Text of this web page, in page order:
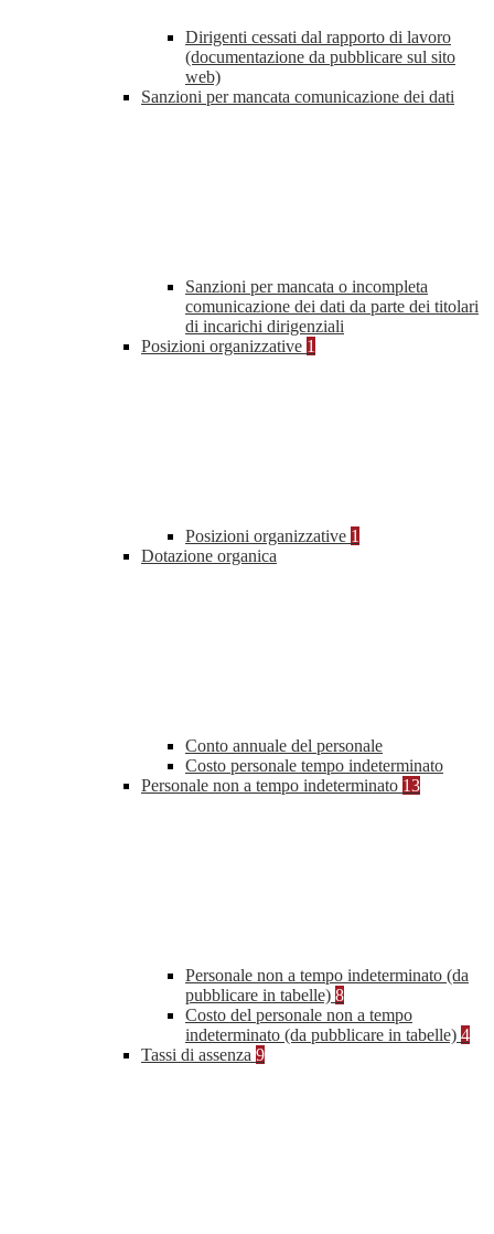
Dirigenti cessati dal rapporto di lavoro
(documentazione da pubblicare sul sito
web)
Sanzioni per mancata comunicazione dei dati
Sanzioni per mancata o incompleta
comunicazione dei dati da parte dei titolari
di incarichi dirigenziali
Posizioni organizzative 1
Posizioni organizzative 1
Dotazione organica
Conto annuale del personale
Costo personale tempo indeterminato
Personale non a tempo indeterminato 13
Personale non a tempo indeterminato (da
pubblicare in tabelle) 8
Costo del personale non a tempo
indeterminato (da pubblicare in tabelle) 4
Tassi di assenza 9